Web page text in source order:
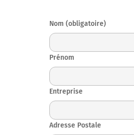
Nom (obligatoire)
Prénom
Entreprise
Adresse Postale